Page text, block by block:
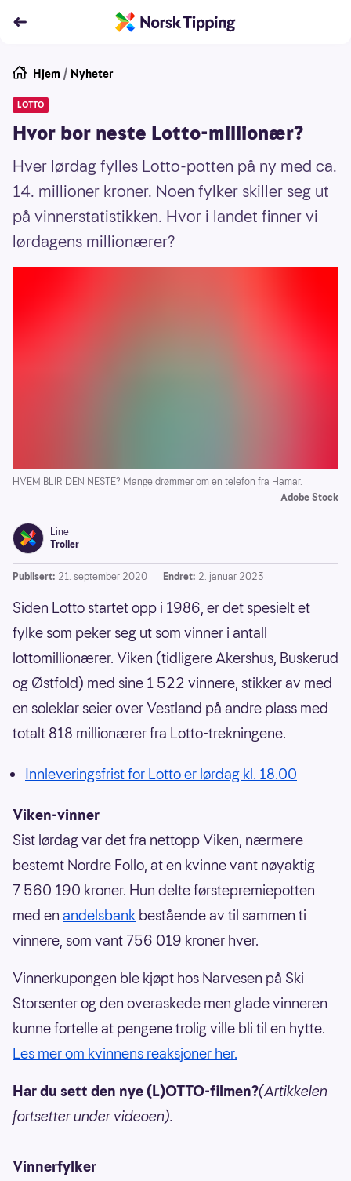
Hjem / Nyheter
LOTTO
Hvor bor neste Lotto-millionær?
Hver lørdag fylles Lotto-potten på ny med ca.
14. millioner kroner. Noen fylker skiller seg ut
på vinnerstatistikken. Hvor i landet finner vi
lørdagens millionærer?
HVEM BLIR DEN NESTE? Mange drømmer om en telefon fra Hamar.
Adobe Stock
Line
Troller
Publisert: 21. september 2020 Endret: 2. januar 2023
Siden Lotto startet opp i 1986, er det spesielt et
fylke som peker seg ut som vinner i antall
lottomillionærer. Viken (tidligere Akershus, Buskerud
og Østfold) med sine 1 522 vinnere, stikker av med
en soleklar seier over Vestland på andre plass med
totalt 818 millionærer fra Lotto-trekningene.
Innleveringsfrist for Lotto er lørdag kl. 18.00
Viken-vinner
Sist lørdag var det fra nettopp Viken, nærmere
bestemt Nordre Follo, at en kvinne vant nøyaktig
7 560 190 kroner. Hun delte førstepremiepotten
med en andelsbank bestående av til sammen ti
vinnere, som vant 756 019 kroner hver.
Vinnerkupongen ble kjøpt hos Narvesen på Ski
Storsenter og den overaskede men glade vinneren
kunne fortelle at pengene trolig ville bli til en hytte.
Les mer om kvinnens reaksjoner her.
Har du sett den nye (L)OTTO-filmen?(Artikkelen
fortsetter under videoen).
Vinnerfylker